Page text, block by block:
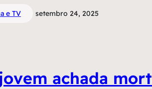
e TV setembro 24, 2025
achada